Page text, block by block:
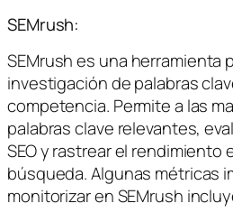
SEMrush:
SEMrush es una herramienta
investigación de palabras
competencia. Permite a las
palabras clave relevantes,
SEO y rastrear el rendimiento
búsqueda. Algunas métricas
monitorizar en SEMrush